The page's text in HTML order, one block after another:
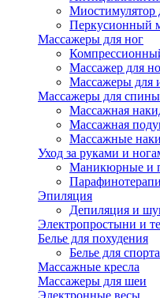
Миостимулятор
Перкусионный
Массажеры для ног
Массажер для
Массажеры для
Массажеры для спины
Массажная
Массажная
Массажные
Уход за руками и
Маникюрные и
Эпиляция
Депиляция и
Электропростыни и
Белье для похудения
Белье для спорта
Массажные кресла
Массажеры для шеи
Электронные весы